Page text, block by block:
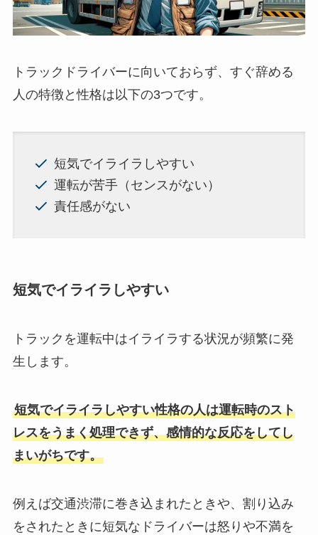
トラックドライバーに向いておらず、すぐ辞める
人の特徴と性格は以下の3つです。
短気でイライラしやすい
運転が苦手（センスがない）
責任感がない
短気でイライラしやすい
トラックを運転中はイライラする状況が頻繁に発
生します。
短気でイライラしやすい性格の人は運転時のスト
レスをうまく処理できず、感情的な反応をしてし
まいがちです。
例えば交通渋滞に巻き込まれたときや、割り込み
をされたときに短気なドライバーは怒りや不満を